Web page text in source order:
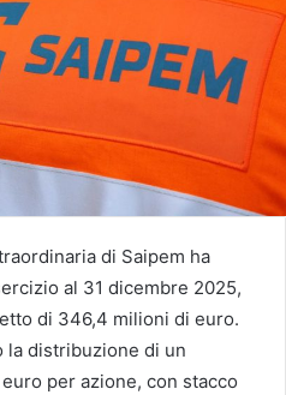
di Saipem ha
al 31 dicembre 2025,
di 346,4 milioni di euro.
la distribuzione di un
per azione, con stacco